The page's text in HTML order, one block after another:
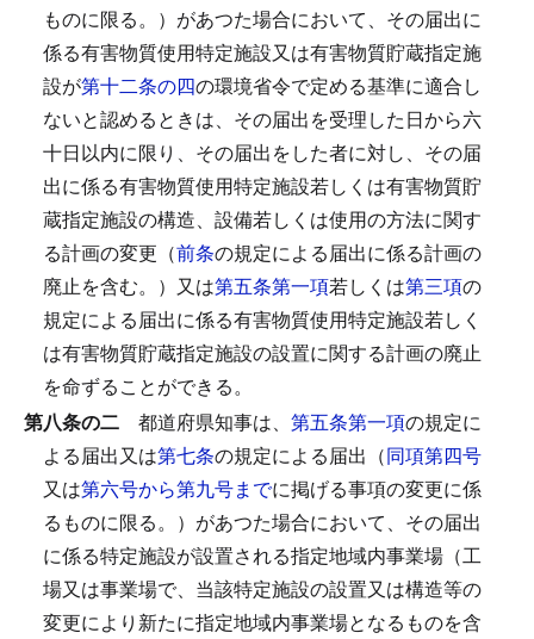
ものに限る。）があつた場合において、その届出に
係る有害物質使用特定施設又は有害物質貯蔵指定施
設が第十二条の四の環境省令で定める基準に適合し
ないと認めるときは、その届出を受理した日から六
十日以内に限り、その届出をした者に対し、その届
出に係る有害物質使用特定施設若しくは有害物質貯
蔵指定施設の構造、設備若しくは使用の方法に関す
る計画の変更（前条の規定による届出に係る計画の
廃止を含む。）又は第五条第一項若しくは第三項の
規定による届出に係る有害物質使用特定施設若しく
は有害物質貯蔵指定施設の設置に関する計画の廃止
を命ずることができる。
第八条の二 都道府県知事は、 第五条第一項の規定に
よる届出又は第七条の規定による届出（同項第四号
又は第六号から第九号までに掲げる事項の変更に係
るものに限る。）があつた場合において、その届出
に係る特定施設が設置される指定地域内事業場（工
場又は事業場で、当該特定施設の設置又は構造等の
変更により新たに指定地域内事業場となるものを含